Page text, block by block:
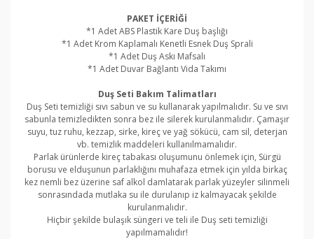
PAKET İÇERİĞİ
*1 Adet ABS Plastik Kare Duş başlığı
*1 Adet Krom Kaplamalı Kenetli Esnek Duş Sprali
*1 Adet Duş Askı Mafsalı
*1 Adet Duvar Bağlantı Vida Takımı
Duş Seti Bakım Talimatları
Duş Seti temizliği sıvı sabun ve su kullanarak yapılmalıdır. Su ve sıvı
sabunla temizledikten sonra bez ile silerek kurulanmalıdır. Çamaşır
suyu, tuz ruhu, kezzap, sirke, kireç ve yağ sökücü, cam sil, deterjan
vb. temizlik maddeleri kullanılmamalıdır.
Parlak ürünlerde kireç tabakası oluşumunu önlemek için, Sürgü
borusu ve elduşunun parlaklığını muhafaza etmek için yılda birkaç
kez nemli bez üzerine saf alkol damlatarak parlak yüzeyler silinmeli
sonrasındada mutlaka su ile durulanıp iz kalmayacak şekilde
kurulanmalıdır.
Hiçbir şekilde bulaşık süngeri ve teli ile Duş seti temizliği
yapılmamalıdır!